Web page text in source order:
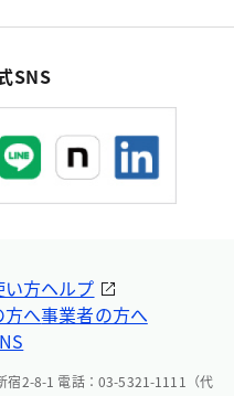
SNS
い方ヘルプ
方へ事業者の方へ
宿2-8-1 電話：03-5321-1111（代